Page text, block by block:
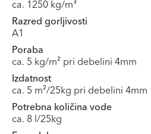
ca. 1250 kg/m³
Razred gorljivosti
A1
Poraba
ca. 5 kg/m² pri debelini 4mm
Izdatnost
ca. 5 m²/25kg pri debelini 4mm
Potrebna količina vode
ca. 8 l/25kg